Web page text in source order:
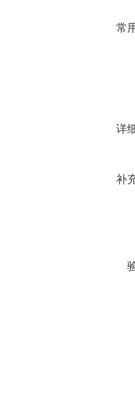
常
详
补